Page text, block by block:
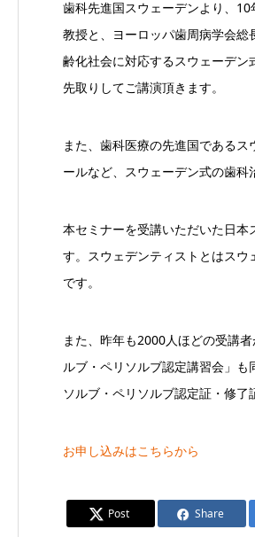
歯科先進国スウェーデンより、
教授と、ヨーロッパ歯周病学会
齢化社会に対応するスウェーデ
先取りしてご講演頂きます。
また、歯科医療の先進国である
ールなど、スウェーデン式の歯科
本セミナーを受講いただいた日
す。スウェデンティストとはス
です。
また、昨年も2000人ほどの受講
ルブ・ペリソルブ認定講習会」
ソルブ・ペリソルブ認定証・修了
お申し込みはこちらから
Post Share